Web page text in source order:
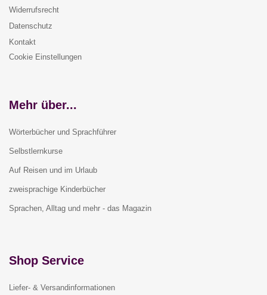
Widerrufsrecht
Datenschutz
Kontakt
Cookie Einstellungen
Mehr über...
Wörterbücher und Sprachführer
Selbstlernkurse
Auf Reisen und im Urlaub
zweisprachige Kinderbücher
Sprachen, Alltag und mehr - das Magazin
Shop Service
Liefer- & Versandinformationen